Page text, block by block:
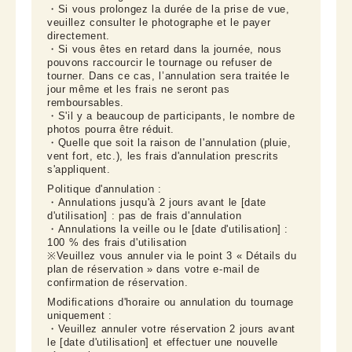
・Si vous prolongez la durée de la prise de vue,
veuillez consulter le photographe et le payer
directement.
・Si vous êtes en retard dans la journée, nous
pouvons raccourcir le tournage ou refuser de
tourner. Dans ce cas, l’annulation sera traitée le
jour même et les frais ne seront pas
remboursables.
・S'il y a beaucoup de participants, le nombre de
photos pourra être réduit.
・Quelle que soit la raison de l'annulation (pluie,
vent fort, etc.), les frais d'annulation prescrits
s'appliquent.
Politique d'annulation :
・Annulations jusqu'à 2 jours avant le [date
d'utilisation] : pas de frais d'annulation
・Annulations la veille ou le [date d'utilisation] :
100 % des frais d'utilisation
※Veuillez vous annuler via le point 3 « Détails du
plan de réservation » dans votre e-mail de
confirmation de réservation.
Modifications d'horaire ou annulation du tournage
uniquement :
・Veuillez annuler votre réservation 2 jours avant
le [date d'utilisation] et effectuer une nouvelle